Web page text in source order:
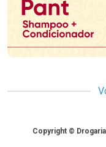
CopyrightCopyright ©